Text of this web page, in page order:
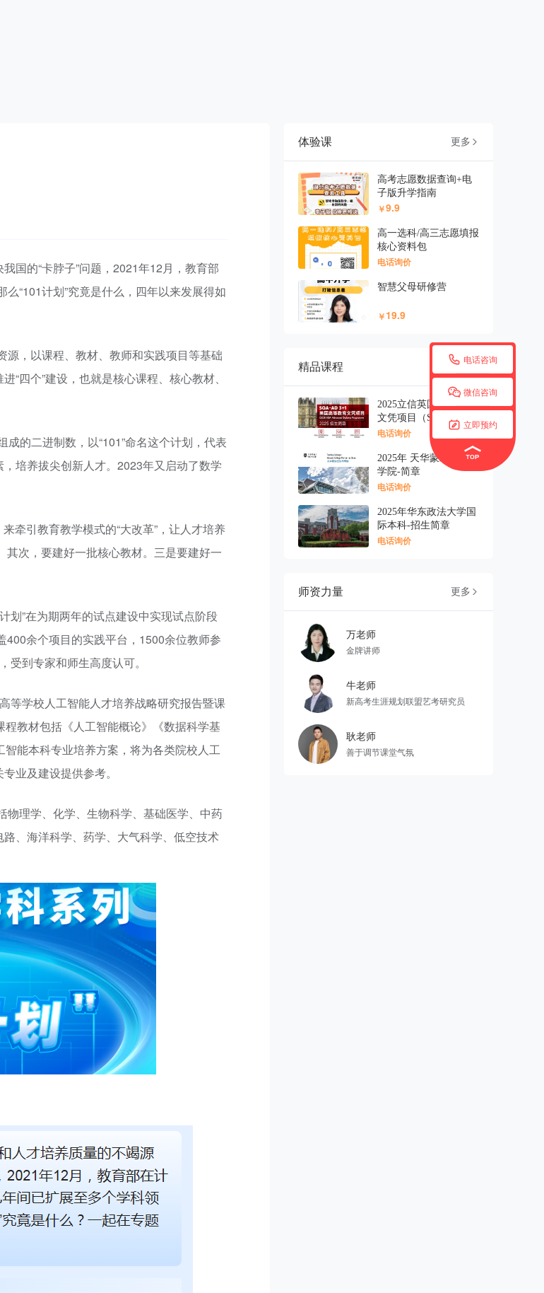
 电话咨询
 微信咨询
 立即预约
国的“卡脖子”问题，2021年12月，教育部
“101计划”究竟是什么，四年以来发展得如
源，以课程、教材、教师和实践项目等基础
四个”建设，也就是核心课程、核心教材、
成的二进制数，以“101”命名这个计划，代表
培养拔尖创新人才。2023年又启动了数学
牵引教育教学模式的“大改革”，让人才培养
其次，要建好一批核心教材。三是要建好一
划”在为期两年的试点建设中实现试点阶段
余个项目的实践平台，1500余位教师参
到专家和师生高度认可。
等学校人工智能人才培养战略研究报告暨课
教材包括《人工智能概论》《数据科学基
能本科专业培养方案，将为各类院校人工
业及建设提供参考。
物理学、化学、生物科学、基础医学、中药
、海洋科学、药学、大气科学、低空技术
体验课 更多 
高考志愿数据查询+电
子版升学指南
￥9.9
高一选科/高三志愿填报
核心资料包
电话询价
智慧父母研修营
￥19.9
精品课程 更多
2025立信英国高等教育
文凭项目（SQA项目）
招生简章
电话询价
2025年 天华蒙纳士伙伴
学院-简章
电话询价
2025年华东政法大学国
际本科-招生简章
电话询价
师资力量 更多 
万老师
金牌讲师
牛老师
新高考生涯规划联盟艺考研究员
耿老师
善于调节课堂气氛